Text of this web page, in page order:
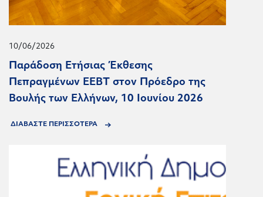
10/06/2026
Παράδοση Ετήσιας Έκθεσης
Πεπραγμένων ΕΕΒΤ στον Πρόεδρο της
Βουλής των Ελλήνων, 10 Ιουνίου 2026
ΔΙΑΒΑΣΤΕ ΠΕΡΙΣΣΟΤΕΡΑ